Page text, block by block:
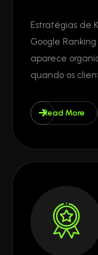
Estratégias de
Google
aparece
quando os
Read More